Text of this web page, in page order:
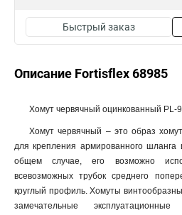
Быстрый заказ
Описание Fortisflex 68985
Хомут червячный оцинкованный PL-
Хомут червячный – это образ
для крепления армированного шланга
общем случае, его возможно
всевозможных трубок среднего
круглый профиль. Хомуты
замечательные